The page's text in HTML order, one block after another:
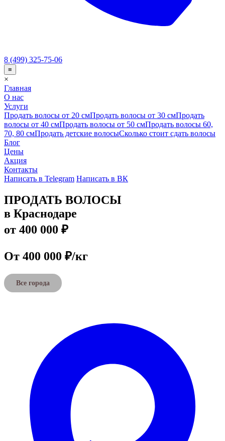
8 (499) 325-75-06
≡
×
Главная
О нас
Услуги
Продать волосы от 20 смПродать волосы от 30 смПродать
волосы от 40 смПродать волосы от 50 смПродать волосы 60,
70, 80 смПродать детские волосыСколько стоит сдать волосы
Блог
Цены
Акция
Контакты
Написать в Telegram Написать в ВК
ПРОДАТЬ ВОЛОСЫ
в Краснодаре
от 400 000 ₽
От 400 000 ₽/кг
Все города